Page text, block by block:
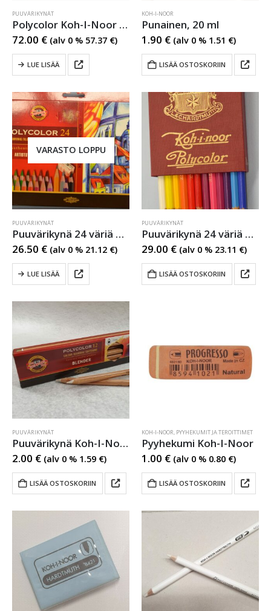
PUUVÄRIKYNÄT
Polycolor Koh-I-Noor sarja
72.00 € (alv 0 % 57.37 €)
LUE LISÄÄ
KOH-I-NOOR
Punainen, 20 ml
1.90 € (alv 0 % 1.51 €)
LISÄÄ OSTOSKORIIN
VARASTO LOPPU
PUUVÄRIKYNÄT
Puuvärikynä 24 väriä Polycolor Koh-I-Noor
26.50 € (alv 0 % 21.12 €)
LUE LISÄÄ
PUUVÄRIKYNÄT
Puuvärikynä 24 väriä Polycolor Koh-I-Noor
29.00 € (alv 0 % 23.11 €)
LISÄÄ OSTOSKORIIN
PUUVÄRIKYNÄT
Puuvärikynä Koh-I-Noor blender
2.00 € (alv 0 % 1.59 €)
LISÄÄ OSTOSKORIIN
KOH-I-NOOR, PYYHEKUMIT JA TEROITTIMET
Pyyhekumi Koh-I-Noor
1.00 € (alv 0 % 0.80 €)
LISÄÄ OSTOSKORIIN